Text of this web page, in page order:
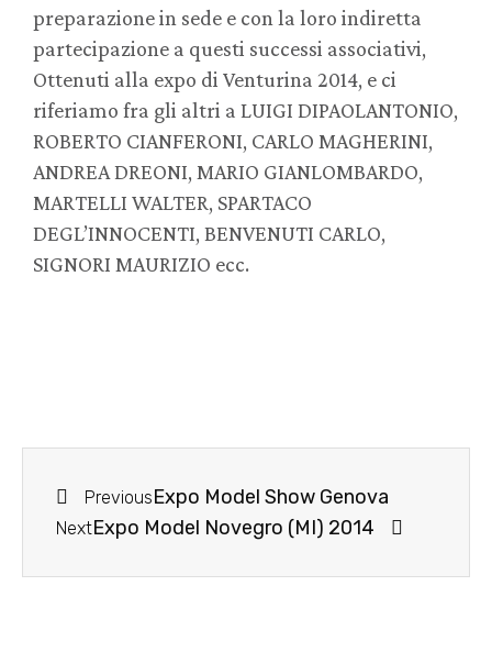
preparazione in sede e con la loro indiretta
partecipazione a questi successi associativi,
Ottenuti alla expo di Venturina 2014, e ci
riferiamo fra gli altri a LUIGI DIPAOLANTONIO,
ROBERTO CIANFERONI, CARLO MAGHERINI,
ANDREA DREONI, MARIO GIANLOMBARDO,
MARTELLI WALTER, SPARTACO
DEGL’INNOCENTI, BENVENUTI CARLO,
SIGNORI MAURIZIO ecc.
PreviousExpo Model Show Genova
NextExpo Model Novegro (MI) 2014